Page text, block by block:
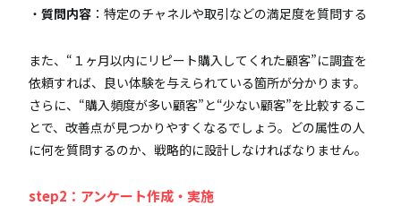
質問内容 ：特定のチャネルや取引などの満足度を質問する
また、“１ヶ月以内にリピート購入してくれた顧客”に調査を
依頼すれば、良い体験を与えられている箇所が分かります。
さらに、“購入頻度が多い顧客”と“少ない顧客”を比較するこ
とで、改善点が見つかりやすくなるでしょう。どの属性の人
に何を質問するのか、戦略的に設計しなければなりません。
step2：アンケート作成・実施